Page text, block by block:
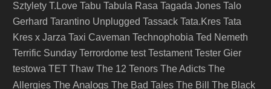
Sztylety T.Love Tabu Tabula Rasa Tagada Jones Talo
Gerhard Tarantino Unplugged Tassack Tata.Kres Tata
Kres x Jarza Taxi Caveman Technophobia Ted Nemeth
Terrific Sunday Terrordome test Testament Tester Gier
testowa TET Thaw The 12 Tenors The Adicts The
Allergies The Analogs The Bad Tales The Bill
The Black